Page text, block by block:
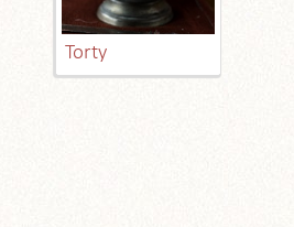
Torty